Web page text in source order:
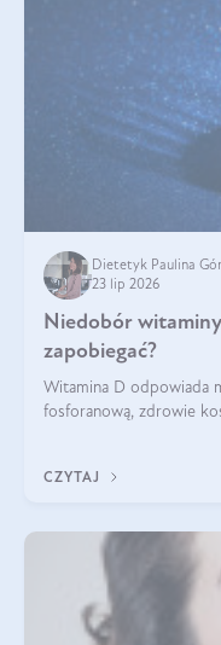
Dietetyk Paulina
23 lip 2026
Niedobór
zapobiegać?
Witamina D odpowiada
fosforanową, zdrowie
problemem.
CZYTAJ